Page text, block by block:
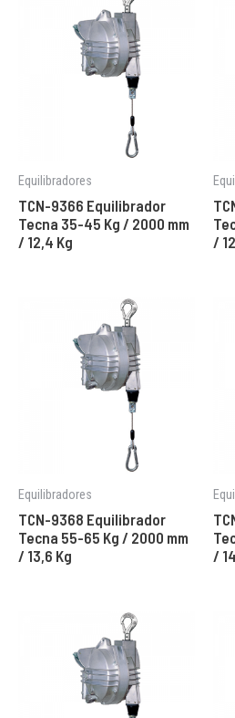
Equilibradores
TCN-9366 Equilibrador
Tecna 35-45 Kg / 2000 mm
/ 12,4 Kg
/
Equilibradores
TCN-9368 Equilibrador
Tecna 55-65 Kg / 2000 mm
/ 13,6 Kg
/